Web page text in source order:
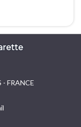
- FRANCE